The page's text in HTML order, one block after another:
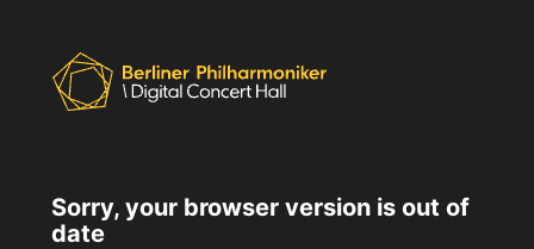
Sorry, your browser version is out of
date